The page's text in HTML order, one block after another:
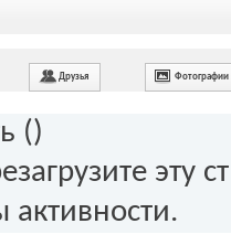
Друзья Фотографии
()
эту
активности.